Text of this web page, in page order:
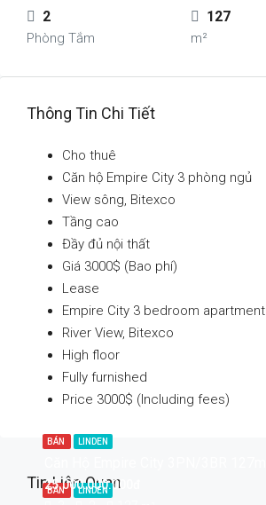
2
Phòng Tắm
127
m²
Thông Tin Chi Tiết
Cho thuê
Căn hộ Empire City 3 phòng ngủ
View sông, Bitexco
Tầng cao
Đầy đủ nội thất
Giá 3000$ (Bao phí)
Lease
Empire City 3 bedroom apartment
River View, Bitexco
High floor
Fully furnished
Price 3000$ (Including fees)
Tin Liên Quan
25.000.000.000đ
BÁN LINDEN
BÁN LINDEN